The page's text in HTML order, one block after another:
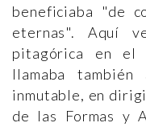
beneficiaba "de
eternas". Aquí
pitagórica en el
llamaba
inmutable, en
de las Formas y